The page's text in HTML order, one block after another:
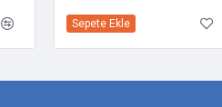
Sepete Ekle